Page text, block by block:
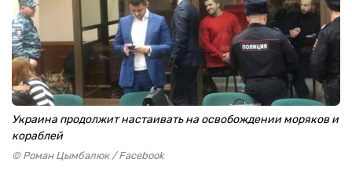
Украина продолжит настаивать на освобождении моряков и
кораблей
© Роман Цымбалюк / Facebook